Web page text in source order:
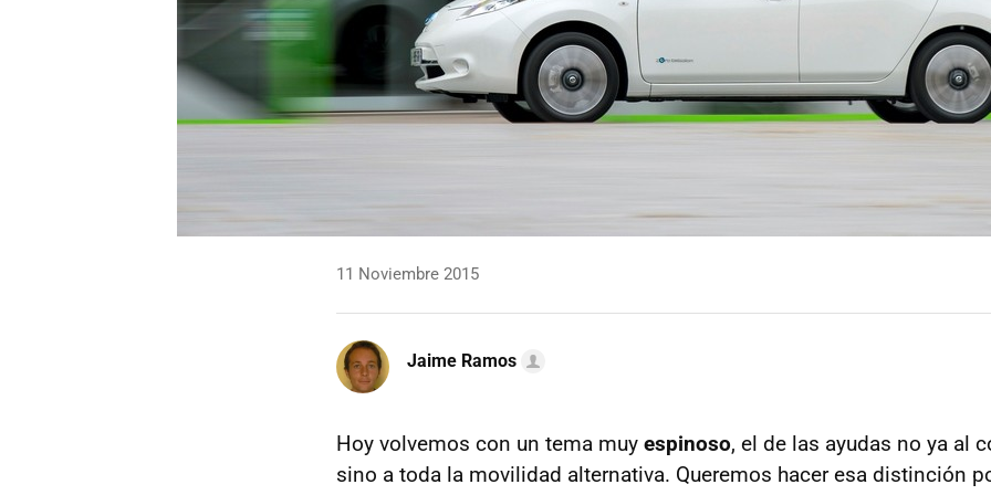
11 Noviembre 2015
Jaime Ramos
Hoy volvemos con un tema muy espinoso, el de las ayudas no ya al
sino a toda la movilidad alternativa. Queremos hacer esa distinción